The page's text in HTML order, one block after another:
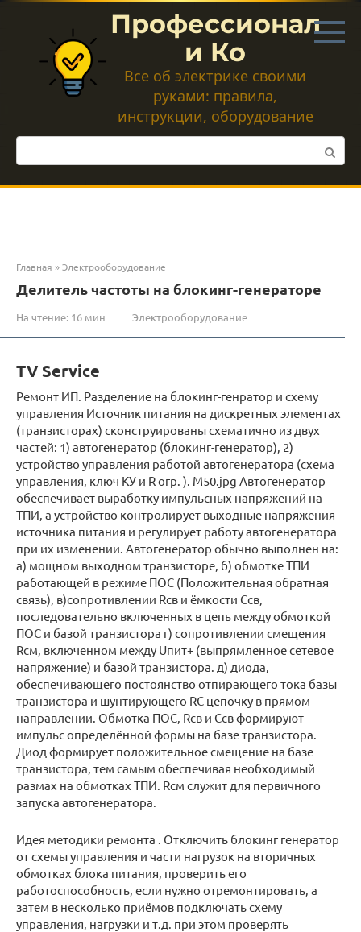
Перейти
контенту
Профессионал
и Ко
Все об электрике своими
руками: правила,
инструкции, оборудование
Поиск:
Главная »Электрооборудование
Делитель частоты на блокинг-генераторе
На чтение: 16 мин Электрооборудование
TV Service
Ремонт ИП. Разделение на блокинг-генратор и схему
управления Источник питания на дискретных элементах
(транзисторах) сконструированы схематично из двух
частей: 1) автогенератор (блокинг-генератор), 2)
устройство управления работой автогенератора (схема
управления, ключ КУ и R огр. ). M50.jpg Автогенератор
обеспечивает выработку импульсных напряжений на
ТПИ, а устройство контролирует выходные напряжения
источника питания и регулирует работу автогенератора
при их изменении. Автогенератор обычно выполнен на:
а) мощном выходном транзисторе, б) обмотке ТПИ
работающей в режиме ПОС (Положительная обратная
связь), в)сопротивлении Rсв и ёмкости Cсв,
последовательно включенных в цепь между обмоткой
ПОС и базой транзистора г) сопротивлении смещения
Rсм, включенном между Uпит+ (выпрямленное сетевое
напряжение) и базой транзистора. д) диода,
обеспечивающего постоянство отпирающего тока базы
транзистора и шунтирующего RC цепочку в прямом
направлении. Обмотка ПОС, Rсв и Cсв формируют
импульс определённой формы на базе транзистора.
Диод формирует положительное смещение на базе
транзистора, тем самым обеспечивая необходимый
размах на обмотках ТПИ. Rсм служит для первичного
запуска автогенератора.
Идея методики ремонта . Отключить блокинг генератор
от схемы управления и части нагрузок на вторичных
обмотках блока питания, проверить его
работоспособность, если нужно отремонтировать, а
затем в несколько приёмов подключать схему
управления, нагрузки и т.д. при этом проверять